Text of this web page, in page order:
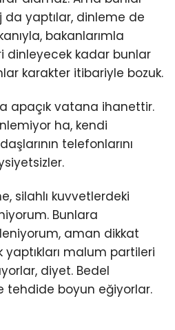
da yaptılar, dinleme de
bakanlarımla
dinleyecek kadar bunlar
karakter itibariyle bozuk.
apaçık vatana ihanettir.
ha, kendi
telefonlarını
silahlı kuvvetlerdeki
Bunlara
aman dikkat
malum partileri
diyet. Bedel
tehdide boyun eğiyorlar.